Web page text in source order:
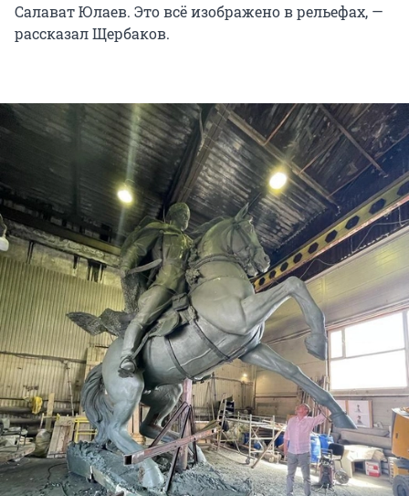
Салават Юлаев. Это всё изображено в рельефах, —
рассказал Щербаков.